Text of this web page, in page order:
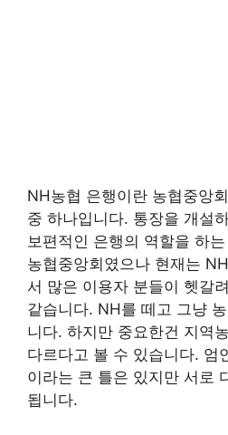
NH농협 은행이란 농협중앙
중 하나입니다. 통장을 개설
보편적인 은행의 역할을 하
농협중앙회였으나 현재는
서 많은 이용자 분들이 헷갈
같습니다. NH를 떼고 그냥
니다. 하지만 중요한건 지역
다르다고 볼 수 있습니다. 엄
이라는 큰 틀은 있지만 서로
됩니다.